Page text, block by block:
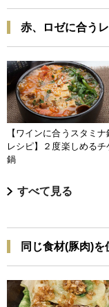
赤、ロゼに合う
【ワインに合うスタミナ
レシピ】２度楽しめるチ
鍋
すべて見る
同じ食材(豚肉)